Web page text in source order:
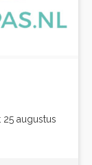
augustus